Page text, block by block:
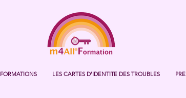
FORMATIONS LES CARTES D'IDENTITE DES TROUBLES